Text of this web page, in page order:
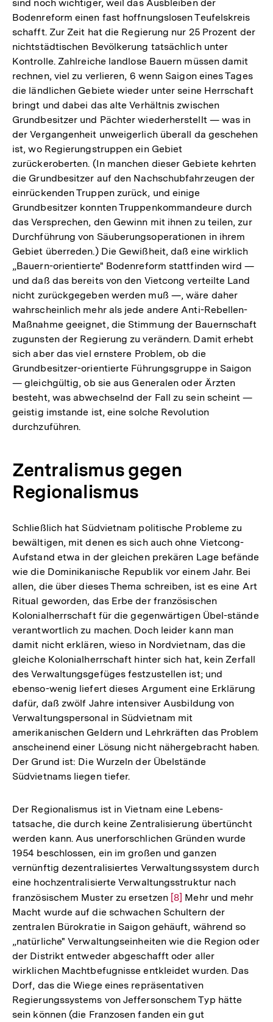
sind noch wichtiger, weil das Ausbleiben der
Bodenreform einen fast hoffnungslosen Teufelskreis
schafft. Zur Zeit hat die Regierung nur 25 Prozent der
nichtstädtischen Bevölkerung tatsächlich unter
Kontrolle. Zahlreiche landlose Bauern müssen damit
rechnen, viel zu verlieren, 6 wenn Saigon eines Tages
die ländlichen Gebiete wieder unter seine Herrschaft
bringt und dabei das alte Verhältnis zwischen
Grundbesitzer und Pächter wiederherstellt — was in
der Vergangenheit unweigerlich überall da geschehen
ist, wo Regierungstruppen ein Gebiet
zurückeroberten. (In manchen dieser Gebiete kehrten
die Grundbesitzer auf den Nachschubfahrzeugen der
einrückenden Truppen zurück, und einige
Grundbesitzer konnten Truppenkommandeure durch
das Versprechen, den Gewinn mit ihnen zu teilen, zur
Durchführung von Säuberungsoperationen in ihrem
Gebiet überreden.) Die Gewißheit, daß eine wirklich
„Bauern-orientierte" Bodenreform stattfinden wird —
und daß das bereits von den Vietcong verteilte Land
nicht zurückgegeben werden muß —, wäre daher
wahrscheinlich mehr als jede andere Anti-Rebellen-
Maßnahme geeignet, die Stimmung der Bauernschaft
zugunsten der Regierung zu verändern. Damit erhebt
sich aber das viel ernstere Problem, ob die
Grundbesitzer-orientierte Führungsgruppe in Saigon
— gleichgültig, ob sie aus Generalen oder Ärzten
besteht, was abwechselnd der Fall zu sein scheint —
geistig imstande ist, eine solche Revolution
durchzuführen.
Zentralismus gegen
Regionalismus
Schließlich hat Südvietnam politische Probleme zu
bewältigen, mit denen es sich auch ohne Vietcong-
Aufstand etwa in der gleichen prekären Lage befände
wie die Dominikanische Republik vor einem Jahr. Bei
allen, die über dieses Thema schreiben, ist es eine Art
Ritual geworden, das Erbe der französischen
Kolonialherrschaft für die gegenwärtigen Übel-stände
verantwortlich zu machen. Doch leider kann man
damit nicht erklären, wieso in Nordvietnam, das die
gleiche Kolonialherrschaft hinter sich hat, kein Zerfall
des Verwaltungsgefüges festzustellen ist; und
ebenso-wenig liefert dieses Argument eine Erklärung
dafür, daß zwölf Jahre intensiver Ausbildung von
Verwaltungspersonal in Südvietnam mit
amerikanischen Geldern und Lehrkräften das Problem
anscheinend einer Lösung nicht nähergebracht haben.
Der Grund ist: Die Wurzeln der Übelstände
Südvietnams liegen tiefer.
Der Regionalismus ist in Vietnam eine Lebens-
tatsache, die durch keine Zentralisierung übertüncht
werden kann. Aus unerforschlichen Gründen wurde
1954 beschlossen, ein im großen und ganzen
vernünftig dezentralisiertes Verwaltungssystem durch
eine hochzentralisierte Verwaltungsstruktur nach
französischem Muster zu ersetzen Zur
Auflösung
der
Fußnote
[8] Mehr und mehr
Macht wurde auf die schwachen Schultern der
zentralen Bürokratie in Saigon gehäuft, während so
„natürliche" Verwaltungseinheiten wie die Region oder
der Distrikt entweder abgeschafft oder aller
wirklichen Machtbefugnisse entkleidet wurden. Das
Dorf, das die Wiege eines repräsentativen
Regierungssystems von Jeffersonschem Typ hätte
sein können (die Franzosen fanden ein gut